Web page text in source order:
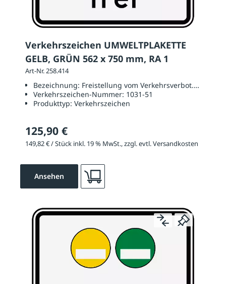
Verkehrszeichen UMWELTPLAKETTE
GELB, GRÜN 562 x 750 mm, RA 1
Art-Nr. 258.414
Bezeichnung: Freistellung vom Verkehrsverbot. Gelbe
Verkehrszeichen-Nummer: 1031-51
Produkttyp: Verkehrszeichen
125,90 €
149,82 € / Stück inkl. 19 % MwSt., zzgl. evtl. Versandkosten
Ansehen